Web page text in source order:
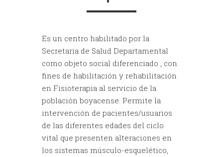
Es un centro habilitado por la
Secretaria de Salud Departamental
como objeto social diferenciado , con
fines de habilitación y rehabilitación
en Fisioterapia al servicio de la
población boyacense. Permite la
intervención de pacientes/usuarios
de las diferentes edades del ciclo
vital que presenten alteraciones en
los sistemas músculo-esquelético,